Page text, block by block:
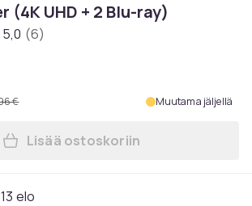
(4K UHD + 2 Blu-ray)
5,0 (6)
€ Muutama jäljellä
Lisää Avatar 2: The Way
Lisää ostoskoriin
elo